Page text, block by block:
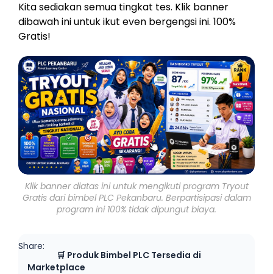
Kita sediakan semua tingkat tes. Klik banner
dibawah ini untuk ikut even bergengsi ini. 100%
Gratis!
Klik banner diatas ini untuk mengikuti program Tryout
Gratis dari bimbel PLC Pekanbaru. Berpartisipasi dalam
program ini 100% tidak dipungut biaya.
Share:
🛒 Produk Bimbel PLC Tersedia di
Marketplace